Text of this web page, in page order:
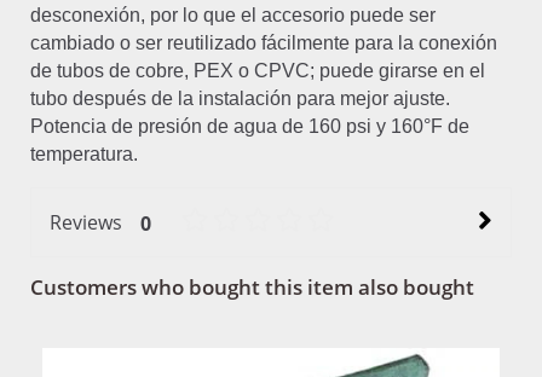
desconexión, por lo que el accesorio puede ser
cambiado o ser reutilizado fácilmente para la conexión
de tubos de cobre, PEX o CPVC; puede girarse en el
tubo después de la instalación para mejor ajuste.
Potencia de presión de agua de 160 psi y 160°F de
temperatura.
Reviews 0
Customers who bought this item also bought